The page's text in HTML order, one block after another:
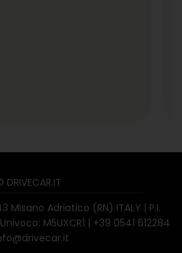
DRIVECAR.IT
Misano Adriatico (RN) ITALY | P.I.
M5UXCR1 | +39 0541 612284